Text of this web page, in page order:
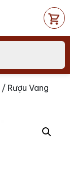
/ Rượu Vang